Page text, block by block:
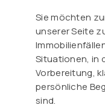
Sie möchten
unserer Seite
Situationen, in
Vorbereitung,
persönliche
sind.